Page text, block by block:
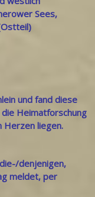
Sees,
und fand diese
Heimatforschung
Herzen liegen.
denjenigen,
meldet, per